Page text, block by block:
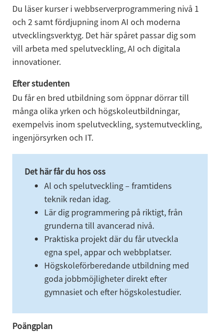
Du läser kurser i webbserverprogrammering nivå 1
och 2 samt fördjupning inom AI och moderna
utvecklingsverktyg. Det här spåret passar dig som
vill arbeta med spelutveckling, AI och digitala
innovationer.
Efter studenten
Du får en bred utbildning som öppnar dörrar till
många olika yrken och högskoleutbildningar,
exempelvis inom spelutveckling, systemutveckling,
ingenjörsyrken och IT.
Det här får du hos oss
Al och spelutveckling – framtidens
teknik redan idag.
Lär dig programmering på riktigt, från
grunderna till avancerad nivå.
Praktiska projekt där du får utveckla
egna spel, appar och webbplatser.
Högskoleförberedande utbildning med
goda jobbmöjligheter direkt efter
gymnasiet och efter högskolestudier.
Poängplan